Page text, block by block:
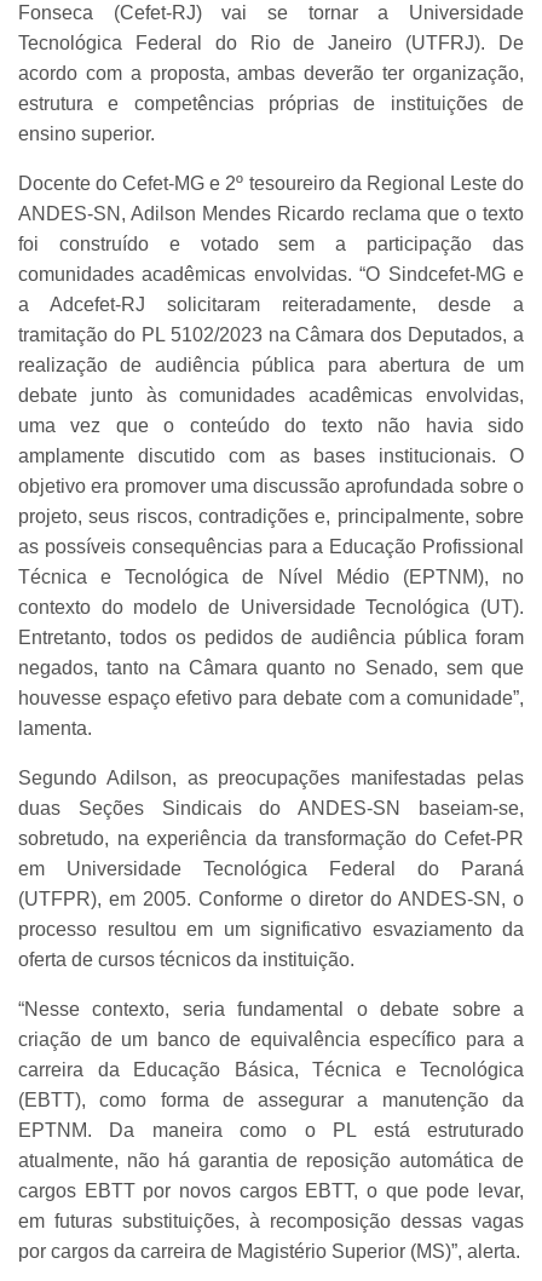
Fonseca (Cefet-RJ) vai se tornar a Universidade
Tecnológica Federal do Rio de Janeiro (UTFRJ). De
acordo com a proposta, ambas deverão ter organização,
estrutura e competências próprias de instituições de
ensino superior.
Docente do Cefet-MG e 2º tesoureiro da Regional Leste do
ANDES-SN, Adilson Mendes Ricardo reclama que o texto
foi construído e votado sem a participação das
comunidades acadêmicas envolvidas. “O Sindcefet-MG e
a Adcefet-RJ solicitaram reiteradamente, desde a
tramitação do PL 5102/2023 na Câmara dos Deputados, a
realização de audiência pública para abertura de um
debate junto às comunidades acadêmicas envolvidas,
uma vez que o conteúdo do texto não havia sido
amplamente discutido com as bases institucionais. O
objetivo era promover uma discussão aprofundada sobre o
projeto, seus riscos, contradições e, principalmente, sobre
as possíveis consequências para a Educação Profissional
Técnica e Tecnológica de Nível Médio (EPTNM), no
contexto do modelo de Universidade Tecnológica (UT).
Entretanto, todos os pedidos de audiência pública foram
negados, tanto na Câmara quanto no Senado, sem que
houvesse espaço efetivo para debate com a comunidade”,
lamenta.
Segundo Adilson, as preocupações manifestadas pelas
duas Seções Sindicais do ANDES-SN baseiam-se,
sobretudo, na experiência da transformação do Cefet-PR
em Universidade Tecnológica Federal do Paraná
(UTFPR), em 2005. Conforme o diretor do ANDES-SN, o
processo resultou em um significativo esvaziamento da
oferta de cursos técnicos da instituição.
“Nesse contexto, seria fundamental o debate sobre a
criação de um banco de equivalência específico para a
carreira da Educação Básica, Técnica e Tecnológica
(EBTT), como forma de assegurar a manutenção da
EPTNM. Da maneira como o PL está estruturado
atualmente, não há garantia de reposição automática de
cargos EBTT por novos cargos EBTT, o que pode levar,
em futuras substituições, à recomposição dessas vagas
por cargos da carreira de Magistério Superior (MS)”, alerta.